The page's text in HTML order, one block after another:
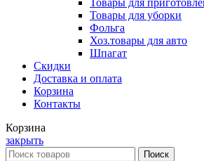
Товары для
Товары для уборки
Фольга
Хоз.товары для авто
Шпагат
Скидки
Доставка и оплата
Корзина
Контакты
Корзина
закрыть
Поиск